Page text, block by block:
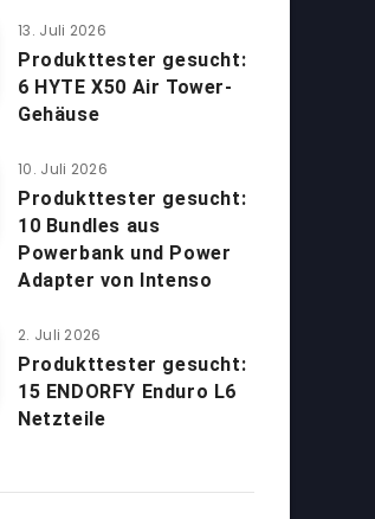
13. Juli 2026
Produkttester gesucht:
6 HYTE X50 Air Tower-
Gehäuse
10. Juli 2026
Produkttester gesucht:
10 Bundles aus
Powerbank und Power
Adapter von Intenso
2. Juli 2026
Produkttester gesucht:
15 ENDORFY Enduro L6
Netzteile